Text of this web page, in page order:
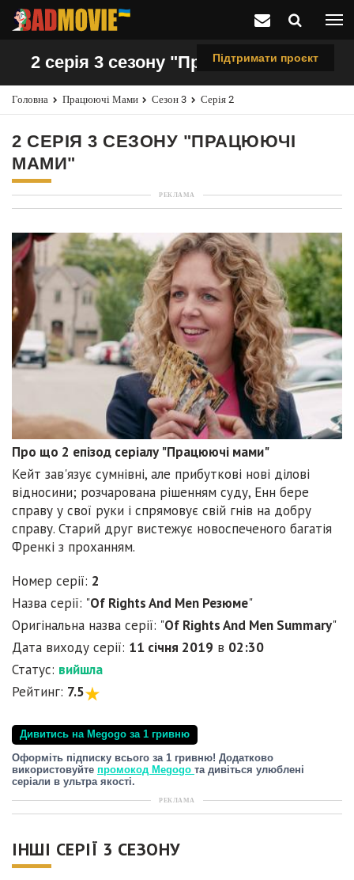
Підтримати проєкт
2 серія 3 сезону "Працюючі мами"
Головна Працюючі Мами Сезон 3 Серія 2
2 СЕРІЯ 3 СЕЗОНУ "ПРАЦЮЮЧІ
МАМИ"
РЕКЛАМА
Про що 2 епізод серіалу "Працюючі мами"
Кейт зав'язує сумнівні, але прибуткові нові ділові
відносини; розчарована рішенням суду, Енн бере
справу у свої руки і спрямовує свій гнів на добру
справу. Старий друг вистежує новоспеченого багатія
Френкі з проханням.
Номер серії: 2
Назва серії: "Of Rights And Men Резюме"
Оригінальна назва серії: "Of Rights And Men Summary"
Дата виходу серії: 11 січня 2019 в 02:30
Статус: вийшла
Рейтинг: 7.5
Дивитись на Megogo за 1 гривню
Оформіть підписку всього за 1 гривню! Додатково
використовуйте промокод Megogo та дивіться улюблені
серіали в ультра якості.
РЕКЛАМА
ІНШІ СЕРІЇ 3 СЕЗОНУ